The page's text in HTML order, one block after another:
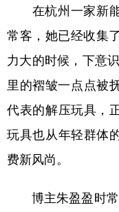
在杭州一家新能
常客，她已经收集
力大的时候，下意
里的褶皱一点点被
代表的解压玩具，
玩具也从年轻群体
费新风尚。
博主朱盈盈时常